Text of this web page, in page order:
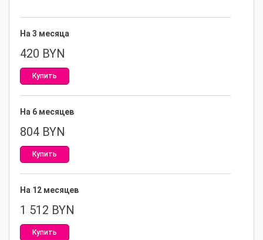
На 3 месяца
420 BYN
Купить
На 6 месяцев
804 BYN
Купить
На 12 месяцев
1 512 BYN
Купить